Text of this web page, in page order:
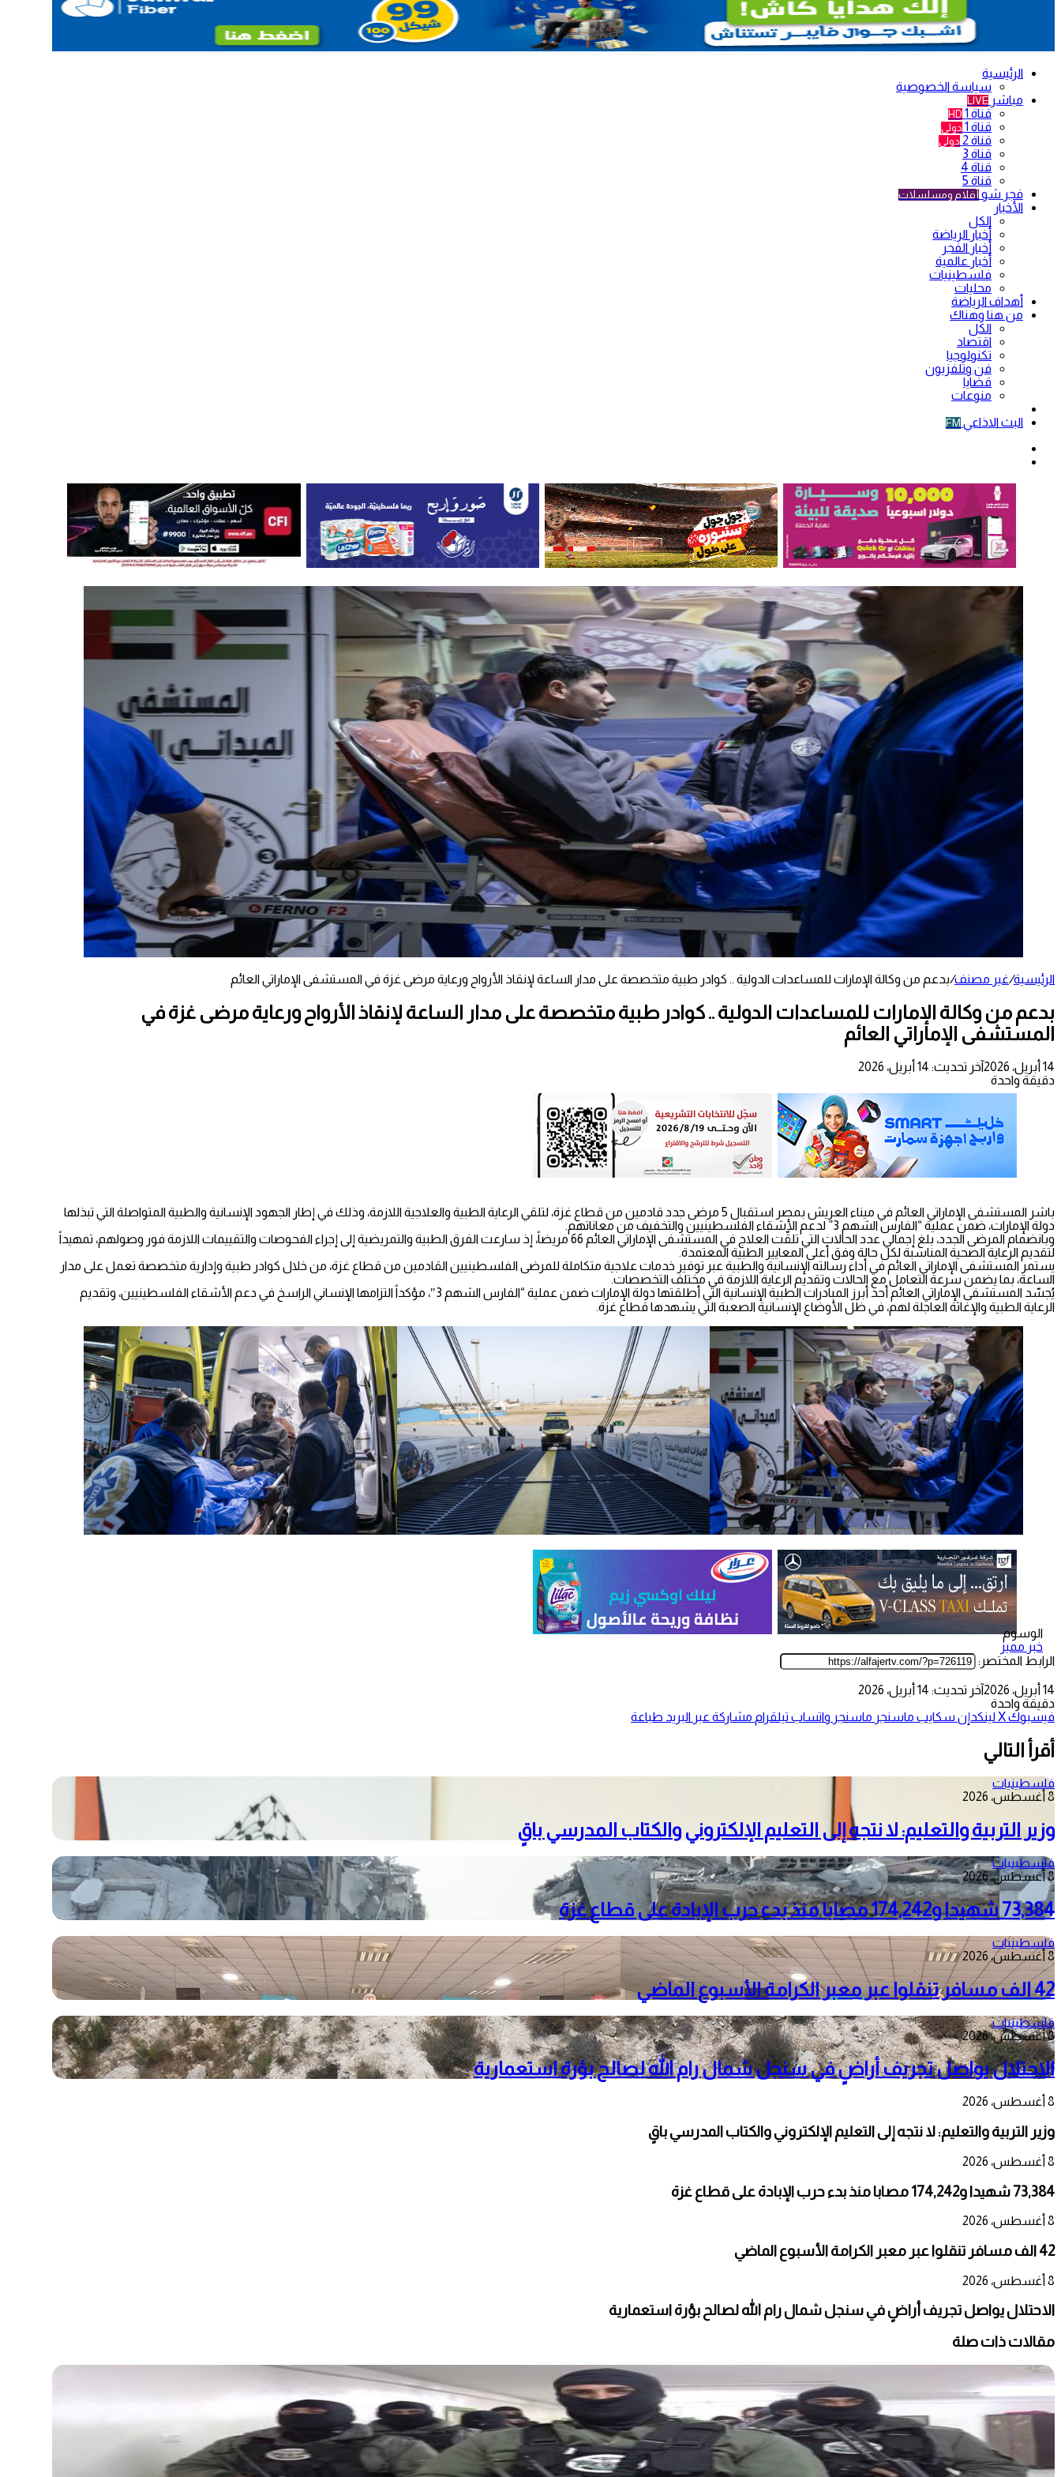
الرئيسية
سياسة الخصوصية
مباشر LIVE
قناة 1 HD
قناة 1 دولي
قناة 2 دولي
قناة 3
قناة 4
قناة 5
فجر شو أفلام ومسلسلات
الأخبار
الكل
أخبار الرياضة
أخبار الفجر
أخبار عالمية
فلسطينيات
محليات
أهداف الرياضة
من هنا وهناك
الكل
اقتصاد
تكنولوجيا
فن وتلفزيون
قضايا
منوعات
البث الاذاعي FM
الرئيسية/غير مصنف/بدعم من وكالة الإمارات للمساعدات الدولية .. كوادر طبية متخصصة على مدار الساعة لإنقاذ الأرواح ورعاية مرضى غزة في المستشفى الإماراتي العائم
بدعم من وكالة الإمارات للمساعدات الدولية .. كوادر طبية متخصصة على مدار الساعة لإنقاذ الأرواح ورعاية مرضى غزة في
المستشفى الإماراتي العائم
14 أبريل، 2026
آخر تحديث: 14 أبريل، 2026
دقيقة واحدة
باشر المستشفى الإماراتي العائم في ميناء العريش بمصر استقبال 5 مرضى جدد قادمين من قطاع غزة، لتلقي الرعاية الطبية والعلاجية اللازمة، وذلك في إطار الجهود الإنسانية والطبية المتواصلة التي تبذلها
دولة الإمارات، ضمن عملية “الفارس الشهم 3” لدعم الأشقاء الفلسطينيين والتخفيف من معاناتهم.
وبانضمام المرضى الجدد، بلغ إجمالي عدد الحالات التي تلقّت العلاج في المستشفى الإماراتي العائم 66 مريضاً، إذ سارعت الفرق الطبية والتمريضية إلى إجراء الفحوصات والتقييمات اللازمة فور وصولهم، تمهيداً
لتقديم الرعاية الصحية المناسبة لكل حالة وفق أعلى المعايير الطبية المعتمدة.
يستمر المستشفى الإماراتي العائم في أداء رسالته الإنسانية والطبية عبر توفير خدمات علاجية متكاملة للمرضى الفلسطينيين القادمين من قطاع غزة، من خلال كوادر طبية وإدارية متخصصة تعمل على مدار
الساعة، بما يضمن سرعة التعامل مع الحالات وتقديم الرعاية اللازمة في مختلف التخصصات.
يُجسّد المستشفى الإماراتي العائم أحد أبرز المبادرات الطبية الإنسانية التي أطلقتها دولة الإمارات ضمن عملية “الفارس الشهم 3″، مؤكداً التزامها الإنساني الراسخ في دعم الأشقاء الفلسطينيين، وتقديم
الرعاية الطبية والإغاثة العاجلة لهم، في ظل الأوضاع الإنسانية الصعبة التي يشهدها قطاع غزة.
الوسوم
خبر مميز
الرابط المختصر:
14 أبريل، 2026
آخر تحديث: 14 أبريل، 2026
دقيقة واحدة
فيسبوك‫Xلينكدإن سكايب ماسنجر ماسنجر واتساب تيلقرام مشاركة عبر البريد طباعة
أقرأ التالي
فلسطينيات
8 أغسطس، 2026
وزير التربية والتعليم: لا نتجه إلى التعليم الإلكتروني والكتاب المدرسي باقٍ
فلسطينيات
8 أغسطس، 2026
73,384 شهيدا و174,242 مصابا منذ بدء حرب الإبادة على قطاع غزة
فلسطينيات
8 أغسطس، 2026
42 الف مسافر تنقلوا عبر معبر الكرامة الأسبوع الماضي
فلسطينيات
8 أغسطس، 2026
الاحتلال يواصل تجريف أراضٍ في سنجل شمال رام الله لصالح بؤرة استعمارية
8 أغسطس، 2026
وزير التربية والتعليم: لا نتجه إلى التعليم الإلكتروني والكتاب المدرسي باقٍ
8 أغسطس، 2026
73,384 شهيدا و174,242 مصابا منذ بدء حرب الإبادة على قطاع غزة
8 أغسطس، 2026
42 الف مسافر تنقلوا عبر معبر الكرامة الأسبوع الماضي
8 أغسطس، 2026
الاحتلال يواصل تجريف أراضٍ في سنجل شمال رام الله لصالح بؤرة استعمارية
مقالات ذات صلة